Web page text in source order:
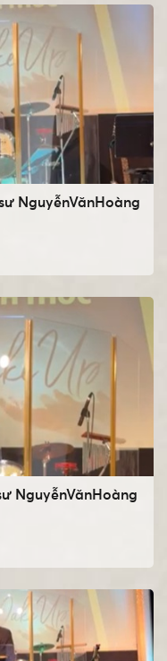
NguyễnVănHoàng
NguyễnVănHoàng